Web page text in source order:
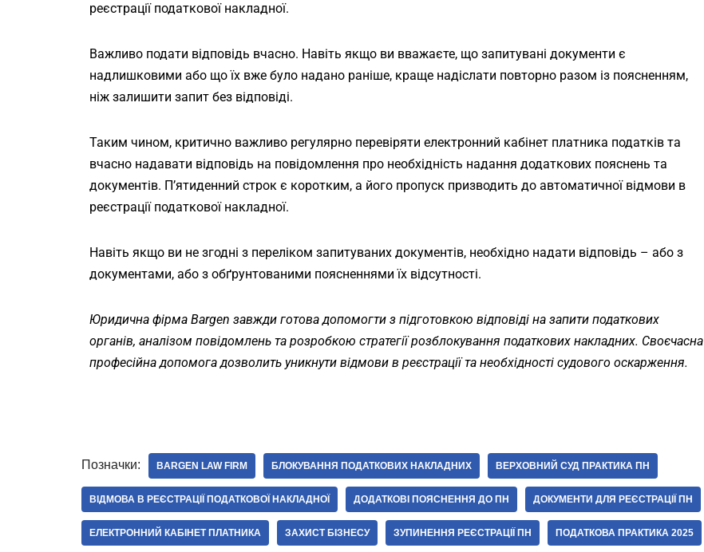
реєстрації податкової накладної.
Важливо подати відповідь вчасно. Навіть якщо ви вважаєте, що запитувані документи є
надлишковими або що їх вже було надано раніше, краще надіслати повторно разом із поясненням,
ніж залишити запит без відповіді.
Таким чином, критично важливо регулярно перевіряти електронний кабінет платника податків та
вчасно надавати відповідь на повідомлення про необхідність надання додаткових пояснень та
документів. П’ятиденний строк є коротким, а його пропуск призводить до автоматичної відмови в
реєстрації податкової накладної.
Навіть якщо ви не згодні з переліком запитуваних документів, необхідно надати відповідь – або з
документами, або з обґрунтованими поясненнями їх відсутності.
Юридична фірма Bargen завжди готова допомогти з підготовкою відповіді на запити податкових
органів, аналізом повідомлень та розробкою стратегії розблокування податкових накладних. Своєчасна
професійна допомога дозволить уникнути відмови в реєстрації та необхідності судового оскарження.
Позначки: BARGEN LAW FIRM БЛОКУВАННЯ ПОДАТКОВИХ НАКЛАДНИХ ВЕРХОВНИЙ СУД ПРАКТИКА ПН
ВІДМОВА В РЕЄСТРАЦІЇ ПОДАТКОВОЇ НАКЛАДНОЇ ДОДАТКОВІ ПОЯСНЕННЯ ДО ПН ДОКУМЕНТИ ДЛЯ РЕЄСТРАЦІЇ ПН
ЕЛЕКТРОННИЙ КАБІНЕТ ПЛАТНИКА ЗАХИСТ БІЗНЕСУ ЗУПИНЕННЯ РЕЄСТРАЦІЇ ПН ПОДАТКОВА ПРАКТИКА 2025